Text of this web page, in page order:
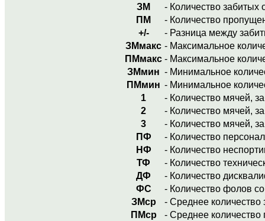
ЗМ
- Количество забитых
ПМ
- Количество
+/-
- Разница между
ЗМмакс - Максимальное
ПМмакс - Максимальное
ЗМмин - Минимальное
ПМмин - Минимальное
1
- Количество мячей,
2
- Количество мячей,
3
- Количество мячей,
ПФ
- Количество
НФ
- Количество
ТФ
- Количество
ДФ
- Количество
ФС
- Количество фолов
ЗМср
- Среднее количество
ПМср
- Среднее количество